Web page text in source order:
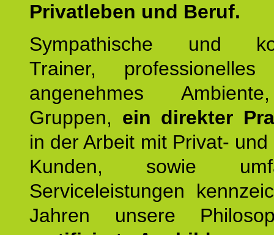
Privatleben und Beruf.
Sympathische und
Trainer, professionelles
angenehmes
Gruppen, ein direkter
in der Arbeit mit Privat-
Kunden, sowie
Serviceleistungen
Jahren unsere